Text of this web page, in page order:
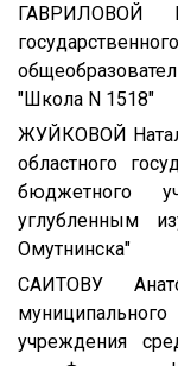
ГАВРИЛОВОЙ
"Школа N 1518"
ЖУЙКОВОЙ
областного
бюджетного
углубленным
Омутнинска"
САИТОВУ
учреждения